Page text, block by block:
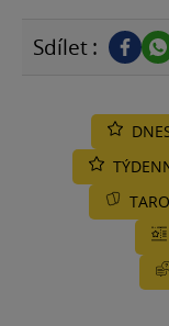
Sdílet :